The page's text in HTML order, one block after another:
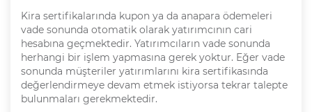
Kira sertifikalarında kupon ya da anapara ödemeleri
vade sonunda otomatik olarak yatırımcının cari
hesabına geçmektedir. Yatırımcıların vade sonunda
herhangi bir işlem yapmasına gerek yoktur. Eğer vade
sonunda müşteriler yatırımlarını kira sertifikasında
değerlendirmeye devam etmek istiyorsa tekrar talepte
bulunmaları gerekmektedir.